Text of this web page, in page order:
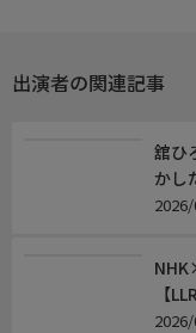
【脚本】加藤良太、飯
瀬、堀田真由、戸塚
【主題歌】WEST.(「
出演者の関連記事
舘ひ
かし
【